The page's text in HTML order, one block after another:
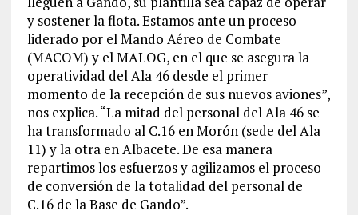
y sostener la flota. Estamos ante un proceso
liderado por el Mando Aéreo de Combate
(MACOM) y el MALOG, en el que se asegura la
operatividad del Ala 46 desde el primer
momento de la recepción de sus nuevos aviones”,
nos explica. “La mitad del personal del Ala 46 se
ha transformado al C.16 en Morón (sede del Ala
11) y la otra en Albacete. De esa manera
repartimos los esfuerzos y agilizamos el proceso
de conversión de la totalidad del personal de
C.16 de la Base de Gando”.